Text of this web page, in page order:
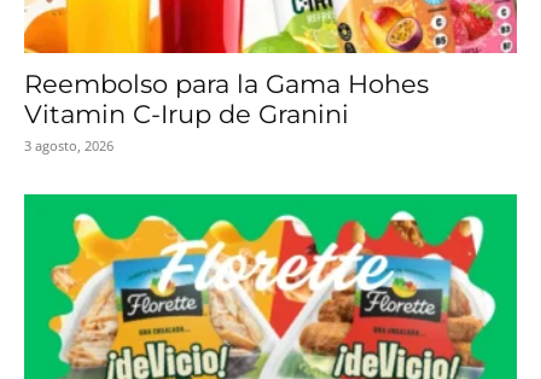
Reembolso para la Gama Hohes
Vitamin C-Irup de Granini
3 agosto, 2026